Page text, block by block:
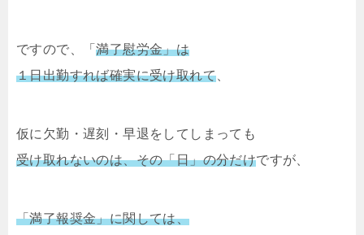
ですので、「満了慰労金」は
１日出勤すれば確実に受け取れて
仮に欠勤・遅刻・早退をしてしまっても
受け取れないのは、その「日」の分だけですが、
「満了報奨金」に関しては、